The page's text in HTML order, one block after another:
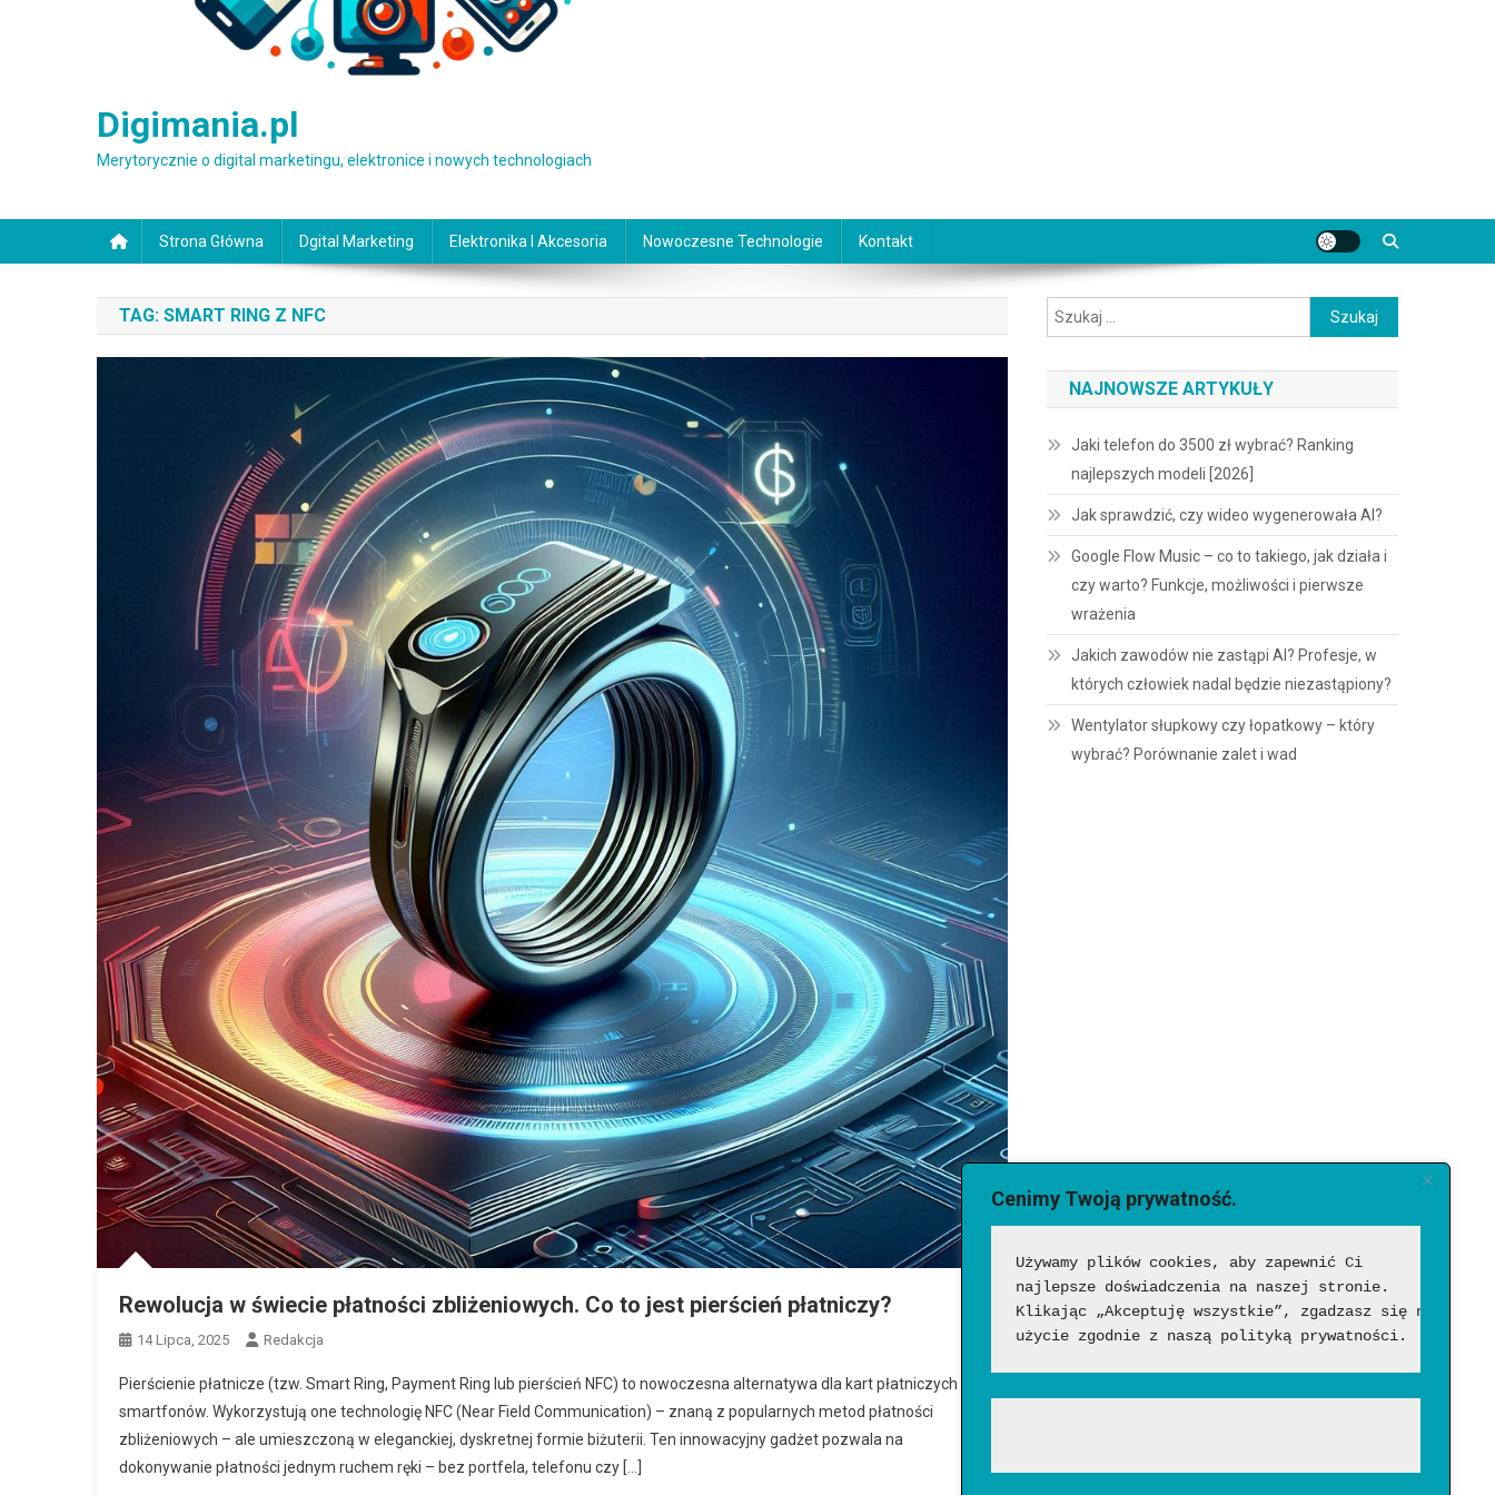
Cenimy Twoją prywatność.
Używamy plików cookies, aby zapewnić Ci
najlepsze doświadczenia na naszej stronie.
Klikając „Akceptuję wszystkie”, zgadzasz się na ich
użycie zgodnie z naszą polityką prywatności.
Digimania.pl
Merytorycznie o digital marketingu, elektronice i nowych technologiach
Strona Główna Dgital Marketing Elektronika I Akcesoria Nowoczesne Technologie Kontakt
TAG: SMART RING Z NFC
Rewolucja w świecie płatności zbliżeniowych. Co to jest pierścień płatniczy?
14 Lipca, 2025 Redakcja
Pierścienie płatnicze (tzw. Smart Ring, Payment Ring lub pierścień NFC) to nowoczesna alternatywa dla kart płatniczych i
smartfonów. Wykorzystują one technologię NFC (Near Field Communication) – znaną z popularnych metod płatności
zbliżeniowych – ale umieszczoną w eleganckiej, dyskretnej formie biżuterii. Ten innowacyjny gadżet pozwala na
dokonywanie płatności jednym ruchem ręki – bez portfela, telefonu czy […]
Szukaj:
NAJNOWSZE ARTYKUŁY
Jaki telefon do 3500 zł wybrać? Ranking
najlepszych modeli [2026]
Jak sprawdzić, czy wideo wygenerowała AI?
Google Flow Music – co to takiego, jak działa i
czy warto? Funkcje, możliwości i pierwsze
wrażenia
Jakich zawodów nie zastąpi AI? Profesje, w
których człowiek nadal będzie niezastąpiony?
Wentylator słupkowy czy łopatkowy – który
wybrać? Porównanie zalet i wad